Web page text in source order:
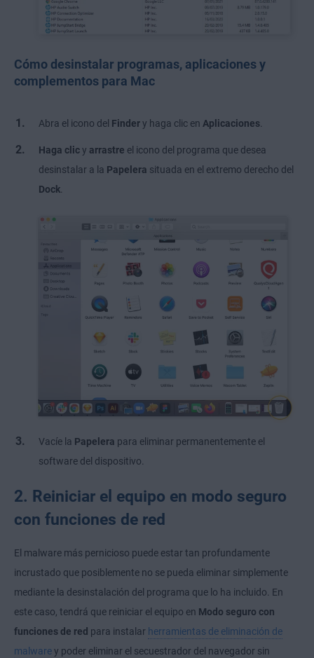
Cómo desinstalar programas, aplicaciones y
complementos para Mac
Abra el icono del Findery haga clic en Aplicaciones.
Haga clicy arrastre el icono del programa que desea
desinstalar a la Papelera situada en el extremo derecho del
Dock.
Vacíe la Papelera para eliminar permanentemente el
software del dispositivo.
2. Reiniciar el equipo en modo seguro
con funciones de red
El malware más pernicioso puede estar tan profundamente
incrustado que posiblemente no se pueda eliminar simplemente
mediante la desinstalación del programa que lo ha incluido. En
este caso, tendrá que reiniciar el equipo en Modo seguro con
funciones de red para instalar herramientas de eliminación de
malwarey poder eliminar el secuestrador del navegador sin